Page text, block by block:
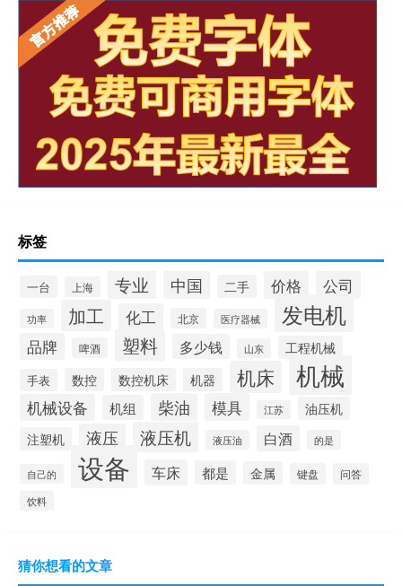
标签
一台 上海 专业 中国 二手 价格 公司
功率 加工 化工 北京 医疗器械 发电机
品牌 啤酒 塑料 多少钱 山东 工程机械
手表 数控 数控机床 机器 机床 机械
机械设备 机组 柴油 模具 江苏
油压机
注塑机
液压 液压机 液压油 白酒 的是
自己的 设备 车床 都是 金属 键盘 问答
饮料
猜你想看的文章